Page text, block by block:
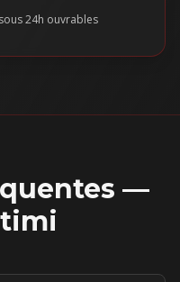
24h ouvrables
—